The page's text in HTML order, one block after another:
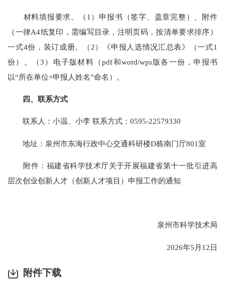
材料填报要求。（1）申报书（签字、盖章完整）、附件
（一律A4纸复印，需编写目录，注明页码，按清单要求排序）
一式4份，装订成册。（2）《申报人选情况汇总表》（一式1
份）。（3）电子版材料（pdf和word/wps版各一份，申报书
以“所在单位+申报人姓名”命名）。
四、联系方式
联系人：小温、小李 联系方式：0595-22579330
地址：泉州市东海行政中心交通科研楼D栋南门厅801室
附件：福建省科学技术厅关于开展福建省第十一批引进高
层次创业创新人才（创新人才项目）申报工作的通知
泉州市科学技术局
2026年5月12日
附件下载